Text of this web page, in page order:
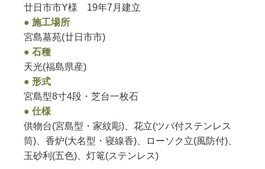
廿日市市Y様 19年7月建立
● 施工場所
宮島墓苑(廿日市市)
● 石種
天光(福島県産)
● 形式
宮島型8寸4段・芝台一枚石
● 仕様
供物台(宮島型・家紋彫)、花立(ツバ付ステンレス
筒)、香炉(大名型・寝線香)、ローソク立(風防付)、
玉砂利(五色)、灯篭(ステンレス)